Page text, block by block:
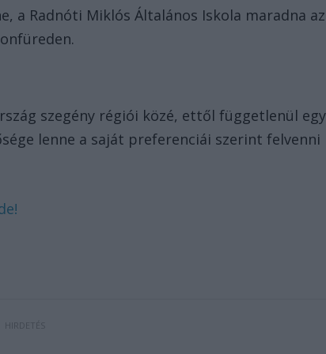
a Radnóti Miklós Általános Iskola maradna az
szegény régiói közé, ettől függetlenül egy
lenne a saját preferenciái szerint felvenni